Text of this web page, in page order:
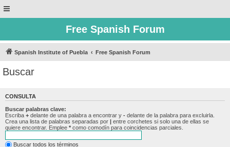
Free Spanish Forum
Spanish Institute of Puebla Free Spanish Forum
Buscar
CONSULTA
Buscar palabras clave:
Escriba + delante de una palabra a encontrar y - delante de la palabra para excluirla.
Crea una lista de palabras separadas por | entre corchetes si solo una de ellas se
quiere encontrar. Emplee * como comodín para coincidencias parciales.
Buscar todos los términos